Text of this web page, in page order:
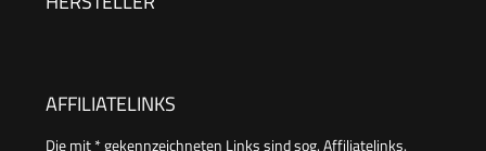
AFFILIATELINKS
Die mit * gekennzeichneten Links sind sog. Affiliatelinks.